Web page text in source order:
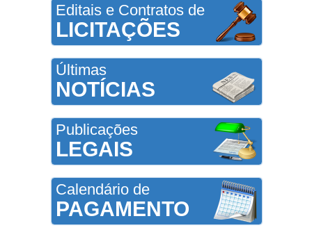
Editais e Contratos de
LICITAÇÕES
Últimas
NOTÍCIAS
Publicações
LEGAIS
Calendário de
PAGAMENTO